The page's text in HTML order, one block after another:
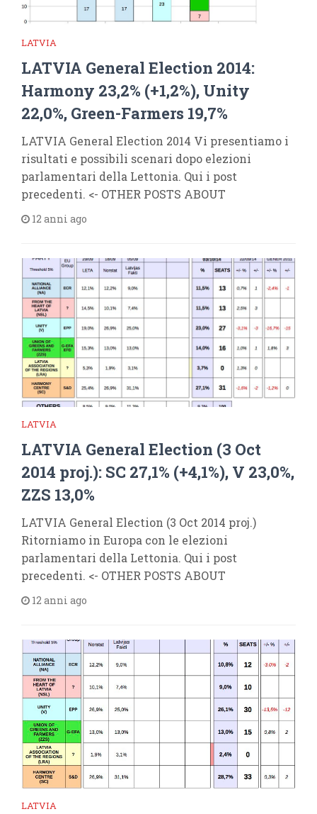
LATVIA
LATVIA General Election 2014:
Harmony 23,2% (+1,2%), Unity
22,0%, Green-Farmers 19,7%
LATVIA General Election 2014 Vi presentiamo i
risultati e possibili scenari dopo elezioni
parlamentari della Lettonia. Qui i post
precedenti. <- OTHER POSTS ABOUT
12 anni ago
LATVIA
LATVIA General Election (3 Oct
2014 proj.): SC 27,1% (+4,1%), V 23,0%,
ZZS 13,0%
LATVIA General Election (3 Oct 2014 proj.)
Ritorniamo in Europa con le elezioni
parlamentari della Lettonia. Qui i post
precedenti. <- OTHER POSTS ABOUT
12 anni ago
LATVIA